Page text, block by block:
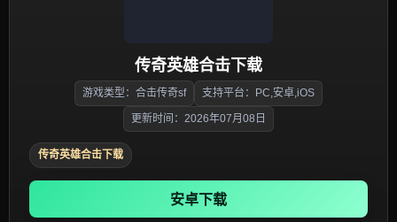
传奇英雄合击下载
游戏类型：合击传奇sf 支持平台：PC,安卓,iOS
更新时间：2026年07月08日
传奇英雄合击下载
安卓下载